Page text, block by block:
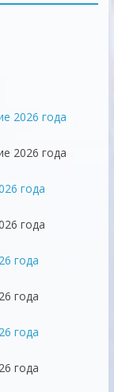
2026 года
2026 года
года
года
года
года
года
года